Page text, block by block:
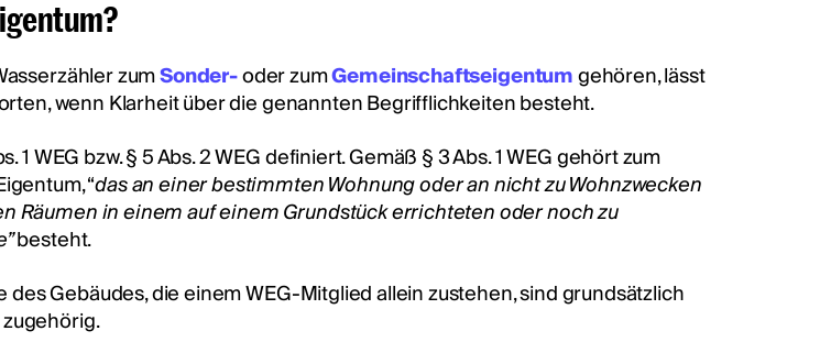
zumSonder-oder zumGemeinschaftseigentumgehören, lässt
wenn Klarheit über die genannten Begrifflichkeiten besteht.
1 WEG bzw. § 5 Abs. 2 WEG definiert. Gemäß § 3 Abs. 1 WEG gehört zum
“das an einer bestimmten Wohnung oder an nicht zu Wohnzwecken
Räumen in einem auf einem Grundstück errichteten oder noch zu
besteht.
des Gebäudes, die einem WEG-Mitglied allein zustehen, sind grundsätzlich